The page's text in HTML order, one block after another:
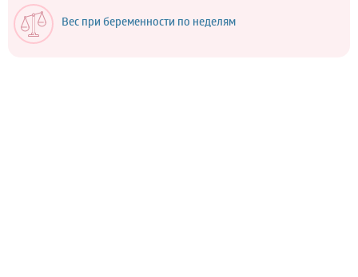
Вес при беременности по неделям